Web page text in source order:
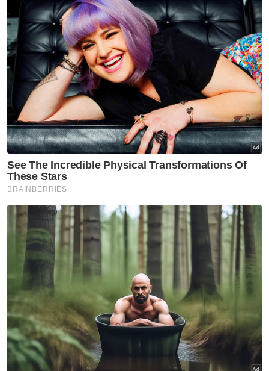
data tidak dapat dianalisis
Muat turun aplikasi Sinar Harian. Klik di sini!
Zara Qairina
Kes Buli
Mahkamah